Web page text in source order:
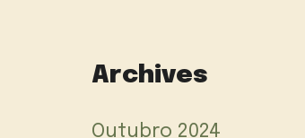
Archives
Outubro 2024